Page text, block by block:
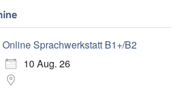
Online Sprachwerkstatt B1+/B2
10 Aug. 26